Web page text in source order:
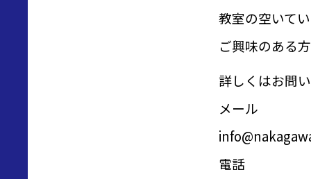
教室の空いて
ご興味のある
詳しくはお問
メール
電話